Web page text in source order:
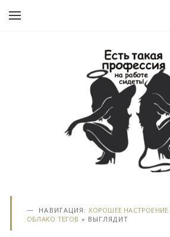
НАВИГАЦИЯ:ХОРОШЕЕ НАСТРОЕНИЕ.
ОБЛАКО ТЕГОВ » ВЫГЛЯДИТ